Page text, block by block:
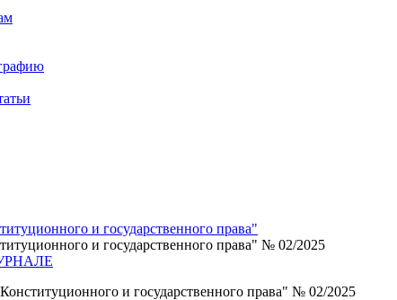
и государственного права"
и государственного права" № 02/2025